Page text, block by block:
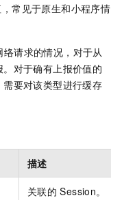
常见于原生和小程序情
请求的情况，对于从
对于确有上报价值的
要对该类型进行缓存
描述
关联的 Session。